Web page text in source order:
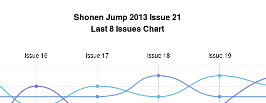
Shonen Jump 2013 Issue 21
Last 8 Issues Chart
Issue 16 Issue 17 Issue 18 Issue 19